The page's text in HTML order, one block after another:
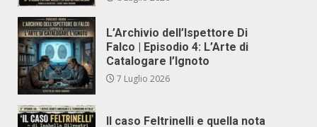
L’Archivio dell’Ispettore Di
Falco | Episodio 4: L’Arte di
Catalogare l’Ignoto
7 Luglio 2026
Il caso Feltrinelli e quella nota